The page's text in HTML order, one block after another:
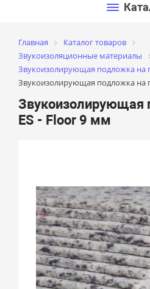
Главная
Каталог товаров
Звукоизоляционные материалы
Звукоизолирующая подложка на
Звукоизолирующая подложка на
Звукоизолирующая
ES - Floor 9 мм